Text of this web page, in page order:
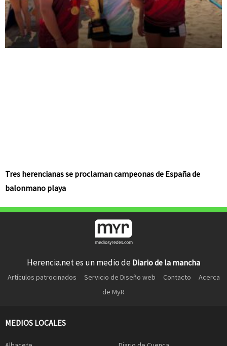
Tres herencianas se proclaman campeonas de España de
balonmano playa
Herencia.net es un medio de Diario de la mancha
Artículos patrocinados Servicio de Diseño web Contacto
Acerca
de MyR
MEDIOS LOCALES